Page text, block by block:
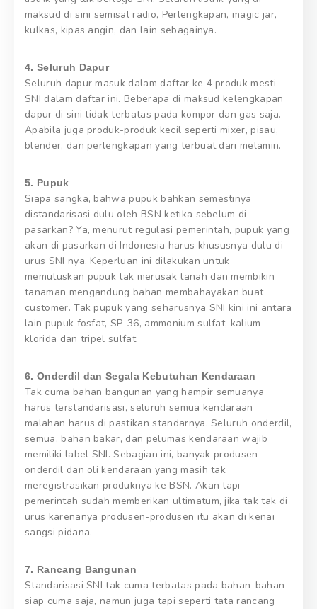
maksud di sini semisal radio, Perlengkapan, magic jar,
kulkas, kipas angin, dan lain sebagainya.
4. Seluruh Dapur
Seluruh dapur masuk dalam daftar ke 4 produk mesti
SNI dalam daftar ini. Beberapa di maksud kelengkapan
dapur di sini tidak terbatas pada kompor dan gas saja.
Apabila juga produk-produk kecil seperti mixer, pisau,
blender, dan perlengkapan yang terbuat dari melamin.
5. Pupuk
Siapa sangka, bahwa pupuk bahkan semestinya
distandarisasi dulu oleh BSN ketika sebelum di
pasarkan? Ya, menurut regulasi pemerintah, pupuk yang
akan di pasarkan di Indonesia harus khususnya dulu di
urus SNI nya. Keperluan ini dilakukan untuk
memutuskan pupuk tak merusak tanah dan membikin
tanaman mengandung bahan membahayakan buat
customer. Tak pupuk yang seharusnya SNI kini ini antara
lain pupuk fosfat, SP-36, ammonium sulfat, kalium
klorida dan tripel sulfat.
6. Onderdil dan Segala Kebutuhan Kendaraan
Tak cuma bahan bangunan yang hampir semuanya
harus terstandarisasi, seluruh semua kendaraan
malahan harus di pastikan standarnya. Seluruh onderdil,
semua, bahan bakar, dan pelumas kendaraan wajib
memiliki label SNI. Sebagian ini, banyak produsen
onderdil dan oli kendaraan yang masih tak
meregistrasikan produknya ke BSN. Akan tapi
pemerintah sudah memberikan ultimatum, jika tak tak di
urus karenanya produsen-produsen itu akan di kenai
sangsi pidana.
7. Rancang Bangunan
Standarisasi SNI tak cuma terbatas pada bahan-bahan
siap cuma saja, namun juga tapi seperti tata rancang